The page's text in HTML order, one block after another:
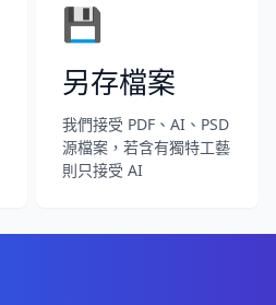
💾
另存檔案
我們接受 PDF、AI、PSD
源檔案，若含有獨特工藝
則只接受 AI